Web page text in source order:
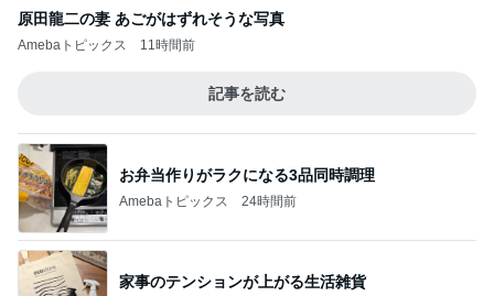
原田龍二の妻 あごがはずれそうな写真
Amebaトピックス 11時間前
記事を読む
お弁当作りがラクになる3品同時調理
Amebaトピックス 24時間前
家事のテンションが上がる生活雑貨